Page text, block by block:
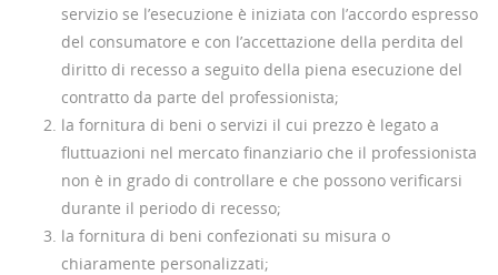
servizio se l’esecuzione è iniziata con l’accordo espresso
del consumatore e con l’accettazione della perdita del
diritto di recesso a seguito della piena esecuzione del
contratto da parte del professionista;
la fornitura di beni o servizi il cui prezzo è legato a
fluttuazioni nel mercato finanziario che il professionista
non è in grado di controllare e che possono verificarsi
durante il periodo di recesso;
la fornitura di beni confezionati su misura o
chiaramente personalizzati;